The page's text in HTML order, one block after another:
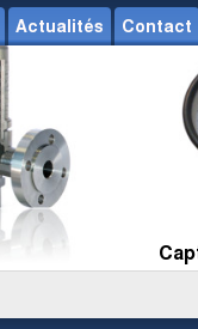
Actualités Contact